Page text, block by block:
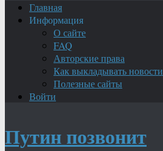
Главная
Информация
О сайте
FAQ
Авторские права
Как выкладывать новости
Полезные сайты
Войти
Путин позвонит